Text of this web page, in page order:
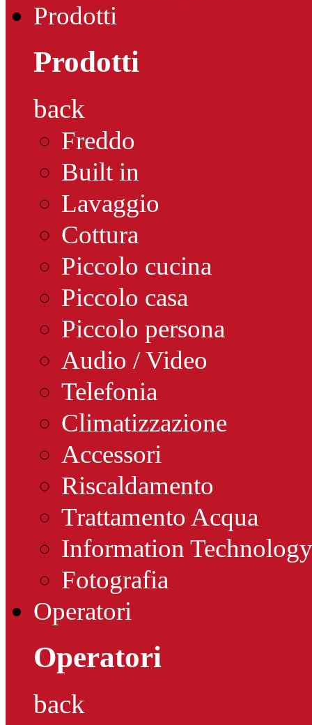
Prodotti
Prodotti
back
Freddo
Built in
Lavaggio
Cottura
Piccolo cucina
Piccolo casa
Piccolo persona
Audio / Video
Telefonia
Climatizzazione
Accessori
Riscaldamento
Trattamento Acqua
Information Technology
Fotografia
Operatori
Operatori
back